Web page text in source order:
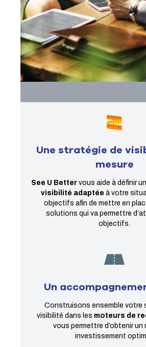
Une stratégie de
mesure
See U Better vous aide à définir
visibilité adaptée à votre
objectifs afin de mettre en
solutions qui va permettre
objectifs.
Un
Construisons ensemble votre
visibilité dans les moteurs de
vous permettre d’obtenir un
investissement